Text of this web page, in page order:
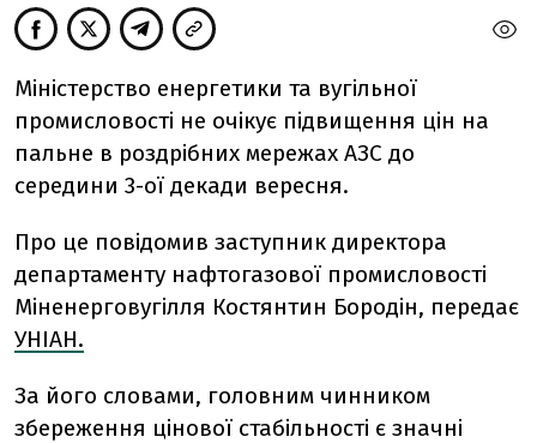
Міністерство енергетики та вугільної
промисловості не очікує підвищення цін на
пальне в роздрібних мережах АЗС до
середини 3-ої декади вересня.
Про це повідомив заступник директора
департаменту нафтогазової промисловості
Міненерговугілля Костянтин Бородін, передає
УНІАН.
За його словами, головним чинником
збереження цінової стабільності є значні